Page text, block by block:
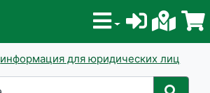
информация для юридических лиц